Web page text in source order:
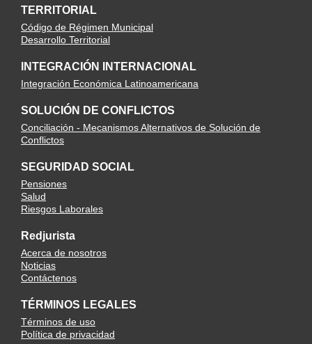
TERRITORIAL
Código de Régimen Municipal
Desarrollo Territorial
INTEGRACIÓN INTERNACIONAL
Integración Económica Latinoamericana
SOLUCIÓN DE CONFLICTOS
Conciliación - Mecanismos Alternativos de Solución de
Conflictos
SEGURIDAD SOCIAL
Pensiones
Salud
Riesgos Laborales
Redjurista
Acerca de nosotros
Noticias
Contáctenos
TÉRMINOS LEGALES
Términos de uso
Política de privacidad